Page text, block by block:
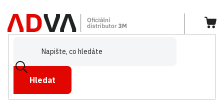
Hledat